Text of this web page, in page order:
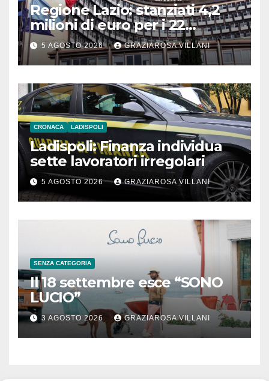
Regione Lazio: stanziati 4,2
milioni di euro per i 22
Comuni dell’Etruria
Meridionale
5 AGOSTO 2026 GRAZIAROSA VILLANI
CRONACA LADISPOLI
Ladispoli: Finanza individua
sette lavoratori irregolari
5 AGOSTO 2026 GRAZIAROSA VILLANI
SENZA CATEGORIA
Il 18 settembre esce “SONO
LUCIO”
3 AGOSTO 2026 GRAZIAROSA VILLANI